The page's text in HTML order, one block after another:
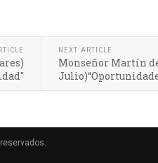
NEXT ARTICLE
Monseñor Martín